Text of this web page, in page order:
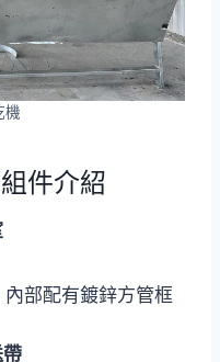
機
件介紹
部配有鍍鋅方管框